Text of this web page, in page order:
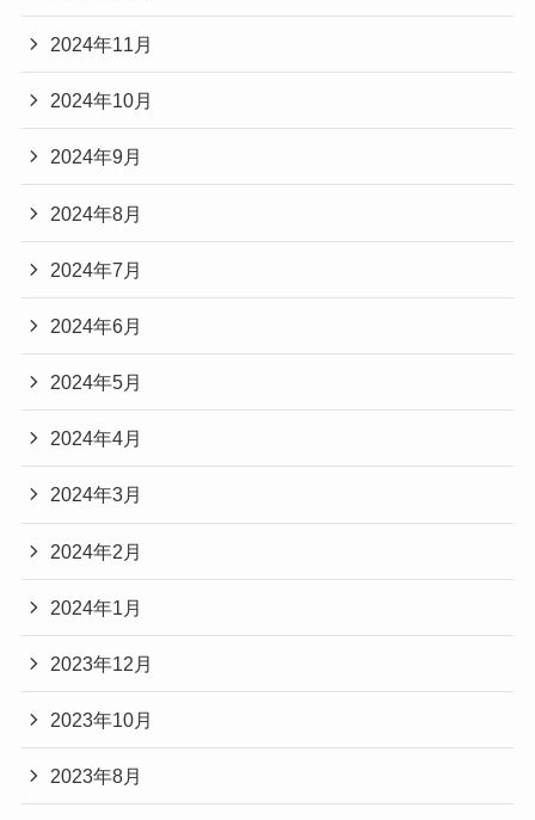
2024年11月
2024年10月
2024年9月
2024年8月
2024年7月
2024年6月
2024年5月
2024年4月
2024年3月
2024年2月
2024年1月
2023年12月
2023年10月
2023年8月